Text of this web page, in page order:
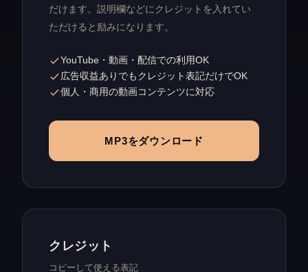
だけます。説明欄などにクレジットを入れてい
ただけると励みになります。
YouTube・動画・配信での利用OK
広告収益ありでもクレジット表記だけでOK
個人・商用の動画コンテンツに対応
MP3をダウンロード
クレジット
コピーして使える表記